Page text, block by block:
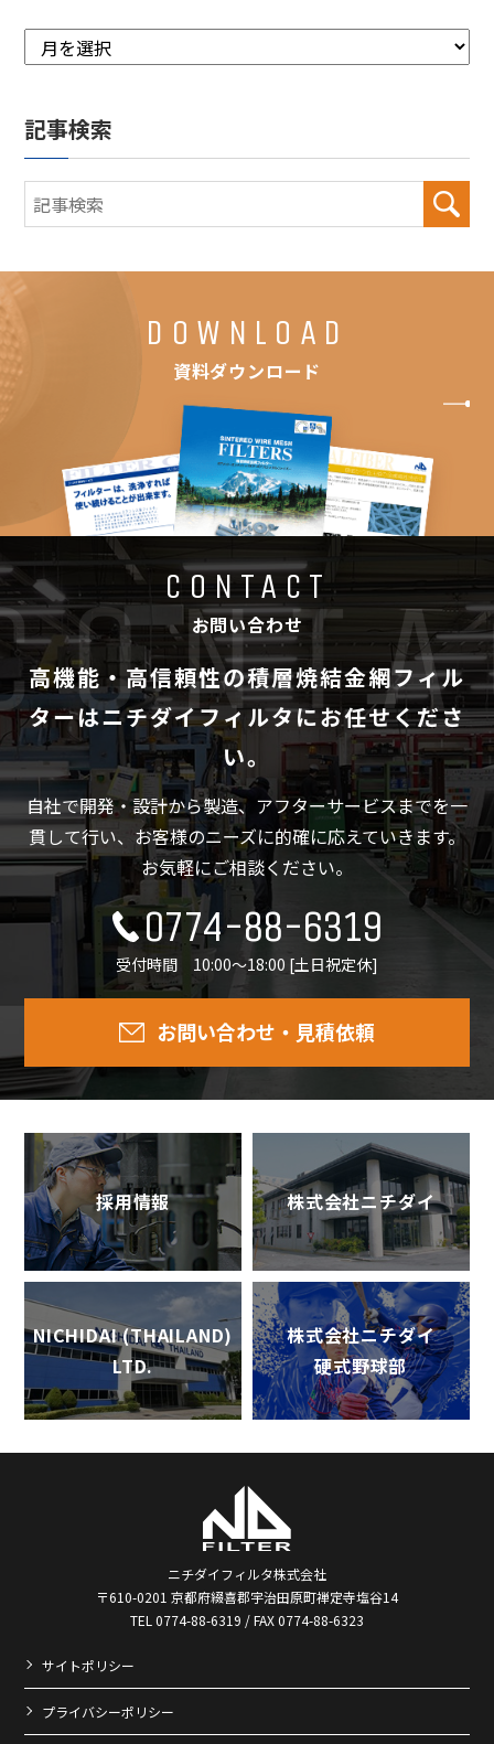
記事検索
DOWNLOAD
資料ダウンロード
CONTACT
お問い合わせ
高機能・高信頼性の積層焼結金網フィル
ターはニチダイフィルタにお任せくださ
い。
自社で開発・設計から製造、アフターサービスまでを一
貫して行い、お客様のニーズに的確に応えていきます。
お気軽にご相談ください。
0774-88-6319
受付時間 10:00～18:00 [土日祝定休]
お問い合わせ・見積依頼
採用情報 株式会社ニチダイ
NICHIDAI (THAILAND)
LTD.
株式会社ニチダイ
硬式野球部
ニチダイフィルタ株式会社
〒610-0201 京都府綴喜郡宇治田原町禅定寺塩谷14
TEL 0774-88-6319 / FAX 0774-88-6323
サイトポリシー
プライバシーポリシー